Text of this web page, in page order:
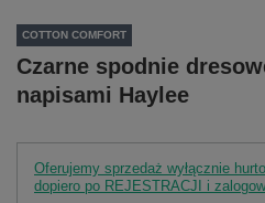
COTTON COMFORT
Czarne spodnie
napisami Haylee
Oferujemy sprzedaż wyłącznie
dopiero po REJESTRACJI i